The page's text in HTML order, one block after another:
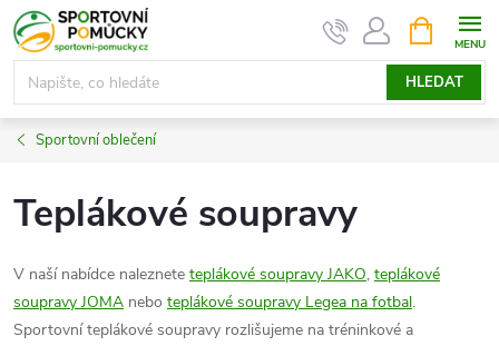
Přejít
na
obsah
HLEDAT
NÁKUPNÍ
KOŠÍK
Sportovní oblečení
Teplákové soupravy
V naší nabídce naleznete teplákové soupravy JAKO, teplákové
soupravy JOMA nebo teplákové soupravy Legea na fotbal.
Sportovní teplákové soupravy rozlišujeme na tréninkové a